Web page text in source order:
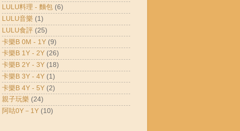
LULU料理 - 麵包 (6)
LULU音樂 (1)
LULU食評 (25)
卡樂B 0M - 1Y (9)
卡樂B 1Y - 2Y (26)
卡樂B 2Y - 3Y (18)
卡樂B 3Y - 4Y (1)
卡樂B 4Y - 5Y (2)
親子玩樂 (24)
阿咕0Y－1Y (10)